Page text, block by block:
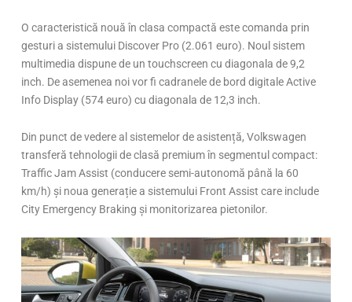
O caracteristică nouă în clasa compactă este comanda prin
gesturi a sistemului Discover Pro (2.061 euro). Noul sistem
multimedia dispune de un touchscreen cu diagonala de 9,2
inch. De asemenea noi vor fi cadranele de bord digitale Active
Info Display (574 euro) cu diagonala de 12,3 inch.
Din punct de vedere al sistemelor de asistență, Volkswagen
transferă tehnologii de clasă premium în segmentul compact:
Traffic Jam Assist (conducere semi-autonomă până la 60
km/h) și noua generație a sistemului Front Assist care include
City Emergency Braking și monitorizarea pietonilor.